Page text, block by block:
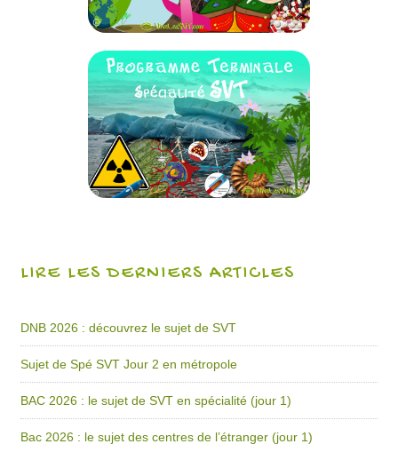
LIRE LES DERNIERS ARTICLES
DNB 2026 : découvrez le sujet de SVT
Sujet de Spé SVT Jour 2 en métropole
BAC 2026 : le sujet de SVT en spécialité (jour 1)
Bac 2026 : le sujet des centres de l’étranger (jour 1)